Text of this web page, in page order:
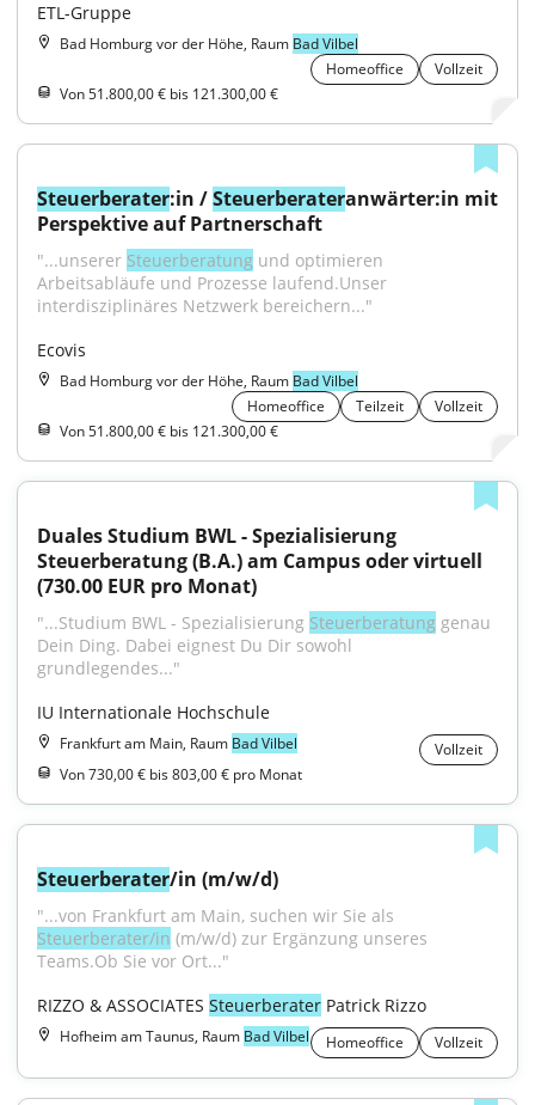
ETL-Gruppe
Bad Homburg vor der Höhe, Raum Bad Vilbel
Homeoffice
Vollzeit
Von 51.800,00 € bis 121.300,00 €
Steuerberater:in / Steuerberateranwärter:in mit
Perspektive auf Partnerschaft
"...unserer Steuerberatung und optimieren
Arbeitsabläufe und Prozesse laufend.Unser
interdisziplinäres Netzwerk bereichern..."
Ecovis
Bad Homburg vor der Höhe, Raum Bad Vilbel
Homeoffice
Teilzeit
Vollzeit
Von 51.800,00 € bis 121.300,00 €
Duales Studium BWL - Spezialisierung
Steuerberatung (B.A.) am Campus oder virtuell
(730.00 EUR pro Monat)
"...Studium BWL - Spezialisierung Steuerberatung genau
Dein Ding. Dabei eignest Du Dir sowohl
grundlegendes..."
IU Internationale Hochschule
Frankfurt am Main, Raum Bad Vilbel
Vollzeit
Von 730,00 € bis 803,00 € pro Monat
Steuerberater/in (m/w/d)
Steuerberater/in (m/w/d) zur Ergänzung unseres
Teams.Ob Sie vor Ort..."
RIZZO & ASSOCIATES Steuerberater Patrick Rizzo
Hofheim am Taunus, Raum Bad Vilbel Homeoffice Vollzeit